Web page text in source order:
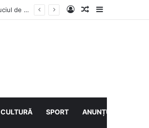
Vești bune din rezervațiile naturale ale Buzăului. Lacurile de la Boldu și Balta Albă și-au refăcut o bună parte din luciul de apă Log InArticol aleatoriu
Sidebar
CULTURĂ SPORT ANUNȚURI